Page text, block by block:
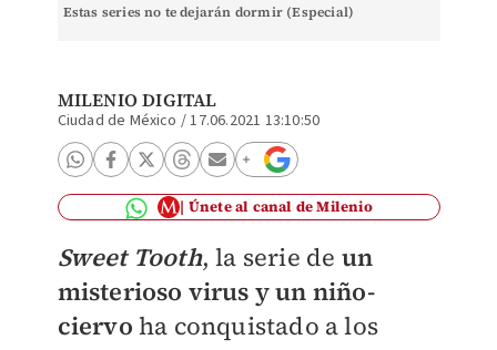
Estas series no te dejarán dormir (Especial)
MILENIO DIGITAL
Ciudad de México /17.06.2021 13:10:50
Únete al canal de Milenio
Sweet Tooth, la serie de un
misterioso virus y un niño-
ciervo ha conquistado a los